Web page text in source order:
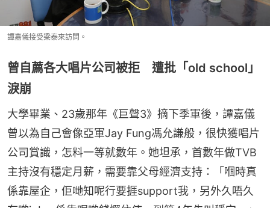
譚嘉儀接受梁泰來訪問。
曾自薦各大唱片公司被拒 遭批「old school」
淚崩
大學畢業、23歲那年《巨聲3》摘下季軍後，譚嘉儀
曾以為自己會像亞軍Jay Fung馮允謙般，很快獲唱片
公司賞識，怎料一等就數年。她坦承，首數年做TVB
主持沒有穩定月薪，需要靠父母經濟支持：「嗰時真
係靠屋企，佢哋知呢行要捱support我，另外久唔久